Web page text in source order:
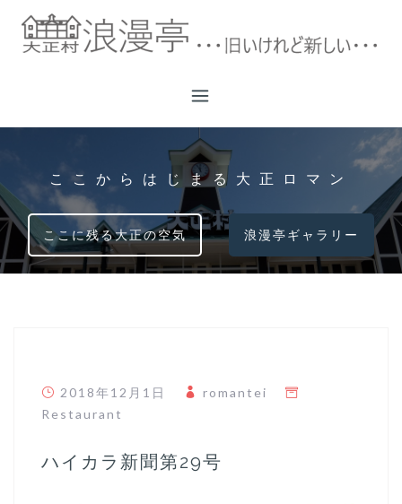
ッ
プ
ここからはじまる大正ロマン
ここに残る大正の空気 浪漫亭ギャラリー
2018年12月1日
romantei
Restaurant
ハイカラ新聞第29号